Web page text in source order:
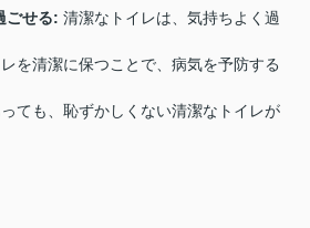
ごせる: 清潔なトイレは、気持ちよく過
レを清潔に保つことで、病気を予防する
ても、恥ずかしくない清潔なトイレが